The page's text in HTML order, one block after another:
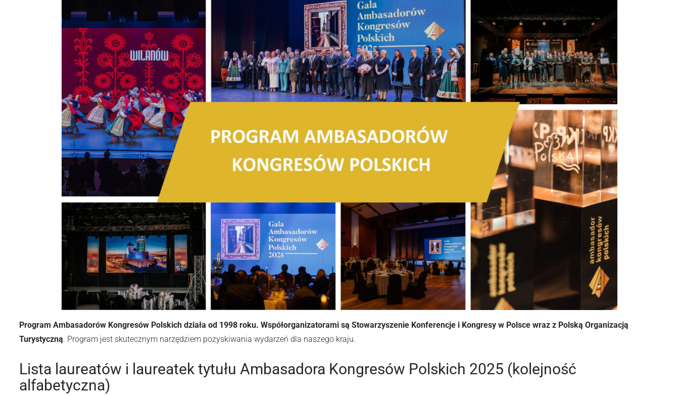
Program Ambasadorów Kongresów Polskich działa od 1998 roku. Współorganizatorami są Stowarzyszenie Konferencje i Kongresy w Polsce wraz z Polską Organizacją
Turystyczną. Program jest skutecznym narzędziem pozyskiwania wydarzeń dla naszego kraju.
Lista laureatów i laureatek tytułu Ambasadora Kongresów Polskich 2025 (kolejność
alfabetyczna)